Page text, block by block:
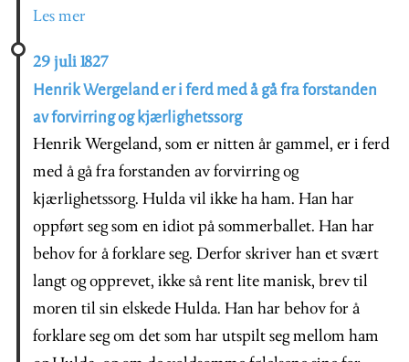
Les mer
29 juli 1827
Henrik Wergeland er i ferd med å gå fra forstanden
av forvirring og kjærlighetssorg
Henrik Wergeland, som er nitten år gammel, er i ferd
med å gå fra forstanden av forvirring og
kjærlighetssorg. Hulda vil ikke ha ham. Han har
oppført seg som en idiot på sommerballet. Han har
behov for å forklare seg. Derfor skriver han et svært
langt og opprevet, ikke så rent lite manisk, brev til
moren til sin elskede Hulda. Han har behov for å
forklare seg om det som har utspilt seg mellom ham